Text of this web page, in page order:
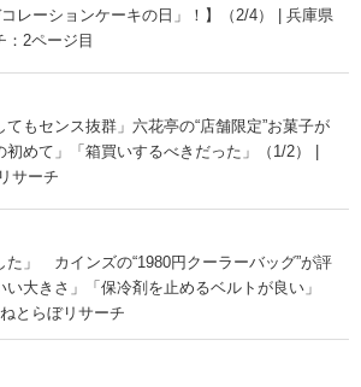
コレーションケーキの日」！】（2/4） | 兵庫県
：2ページ目
てもセンス抜群」六花亭の“店舗限定”お菓子が
めて」「箱買いするべきだった」（1/2） |
サーチ
た」 カインズの“1980円クーラーバッグ”が評
大きさ」「保冷剤を止めるベルトが良い」
とらぼリサーチ